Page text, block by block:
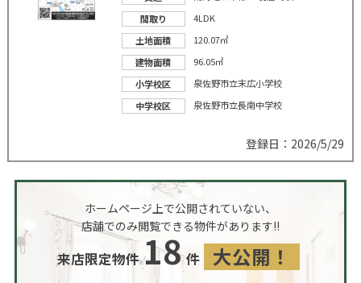
間取り
4LDK
土地面積
120.07㎡
建物面積
96.05㎡
小学校区
泉佐野市立末広小学校
中学校区
泉佐野市立長南中学校
登録日：2026/5/29
ホームページ上で公開されていない、
店舗でのみ閲覧できる物件があります!!
来店限定物件 18 件 大公開！